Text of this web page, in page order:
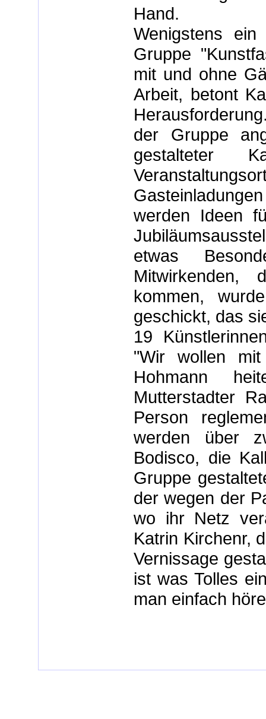
Hand.
Wenigstens
Gruppe
mit und ohne
Arbeit, betont
der Gruppe
gestalteter
werden Ideen
etwas
Mitwirkenden,
kommen,
geschickt, das
19
"Wir wollen
Hohmann
Mutterstadter
Person
werden über
Bodisco, die
Gruppe
der wegen der
wo ihr Netz
Katrin Kirchenr,
Vernissage
ist was Tolles
man einfach